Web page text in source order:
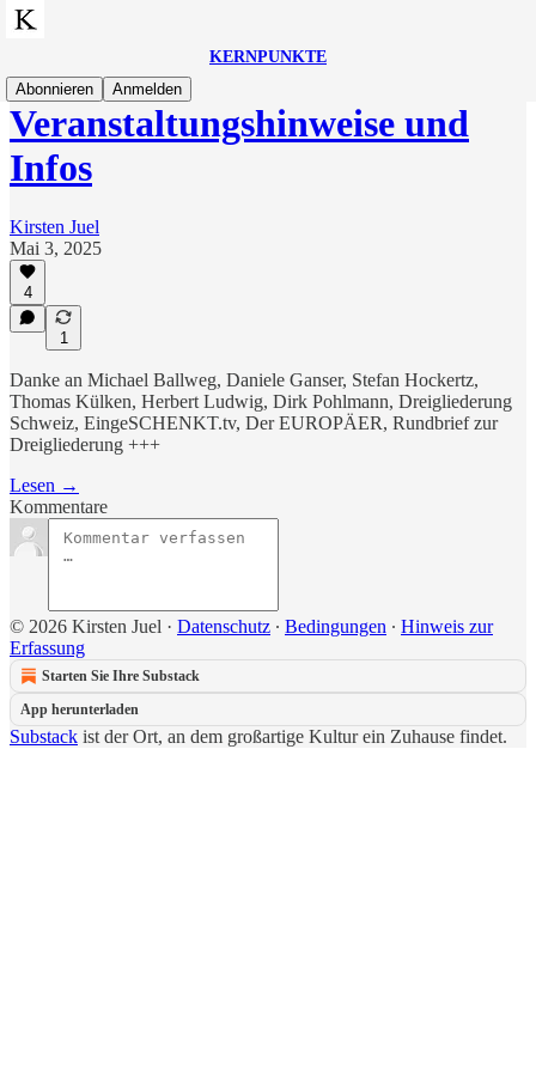
KERNPUNKTE
Abonnieren
Anmelden
Veranstaltungshinweise und
Infos
Kirsten Juel
Mai 3, 2025
4
1
Danke an Michael Ballweg, Daniele Ganser, Stefan Hockertz,
Thomas Külken, Herbert Ludwig, Dirk Pohlmann, Dreigliederung
Schweiz, EingeSCHENKT.tv, Der EUROPÄER, Rundbrief zur
Dreigliederung +++
Lesen →
Kommentare
© 2026 Kirsten Juel · Datenschutz ∙ Bedingungen ∙ Hinweis zur
Erfassung
Starten Sie Ihre Substack
App herunterladen
Substack ist der Ort, an dem großartige Kultur ein Zuhause findet.